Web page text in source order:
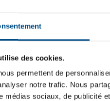
des cookies.
permettent de
notre trafic. Nous
médias sociaux, de publicité